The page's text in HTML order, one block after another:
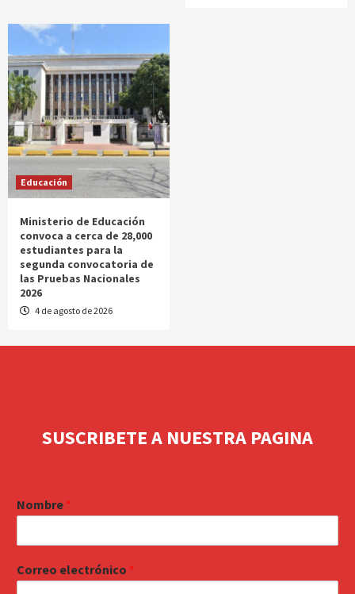
Educación
Ministerio de Educación
convoca a cerca de 28,000
estudiantes para la
segunda convocatoria de
las Pruebas Nacionales
2026
4 de agosto de 2026
SUSCRIBETE A NUESTRA PAGINA
Nombre *
Correo electrónico *